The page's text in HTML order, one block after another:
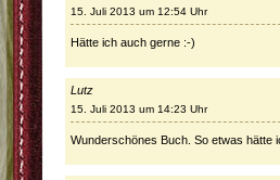
15. Juli 2013 um 12:54 Uhr
Hätte ich auch gerne :-)
Lutz
15. Juli 2013 um 14:23 Uhr
Wunderschönes Buch. So etwas hätte